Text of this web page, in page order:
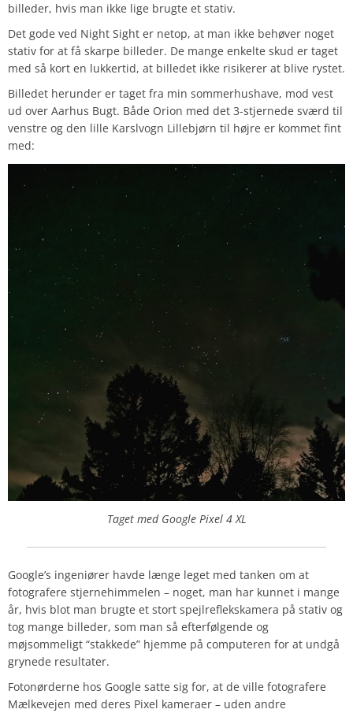
billeder, hvis man ikke lige brugte et stativ.
Det gode ved Night Sight er netop, at man ikke behøver noget
stativ for at få skarpe billeder. De mange enkelte skud er taget
med så kort en lukkertid, at billedet ikke risikerer at blive rystet.
Billedet herunder er taget fra min sommerhushave, mod vest
ud over Aarhus Bugt. Både Orion med det 3-stjernede sværd til
venstre og den lille Karslvogn Lillebjørn til højre er kommet fint
med:
Taget med Google Pixel 4 XL
Google’s ingeniører havde længe leget med tanken om at
fotografere stjernehimmelen – noget, man har kunnet i mange
år, hvis blot man brugte et stort spejlreflekskamera på stativ og
tog mange billeder, som man så efterfølgende og
møjsommeligt “stakkede” hjemme på computeren for at undgå
grynede resultater.
Fotonørderne hos Google satte sig for, at de ville fotografere
Mælkevejen med deres Pixel kameraer – uden andre